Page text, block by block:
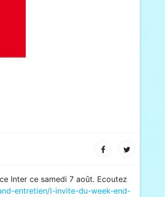
Inter ce samedi 7 août. Ecoutez
entretien/l-invite-du-week-end-